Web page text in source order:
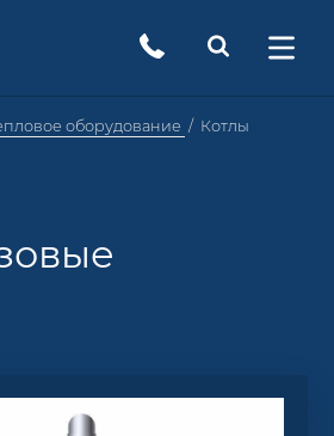
оборудование
Котлы